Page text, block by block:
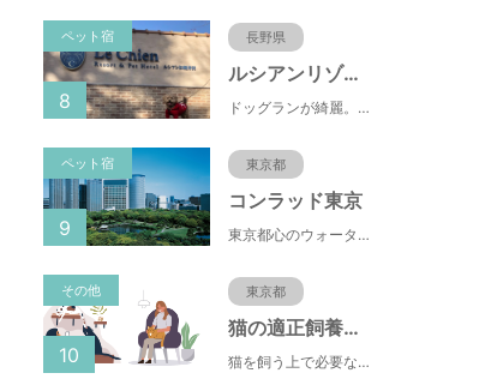
ペット宿 長野県
ルシアンリゾート旧軽井沢
ドッグランが綺麗。おもちゃが多くある。有料のドッグランなので、お客さんの質が良い。ドッグラン以外にも楽しめる場所が多い。
8
ペット宿 東京都
コンラッド東京
東京都心のウォーターフロントに位置し、都内全域へのアクセスへも便利なコンラッド東京は、銀座や新橋へ徒歩圏内、明治神宮や浅草、六本木などの観光・ショッピングエリアにもアクセス至便。また、東京駅まで10分、羽田空港まで25分、丸の内などの主要ビジネス街へのアクセスにも優れ、ビジネスにも最適のロケーションです。
9
その他 東京都
猫の適正飼養クイズ
猫を飼う上で必要な責任やマナー、健康管理について学ぶことができます。
10